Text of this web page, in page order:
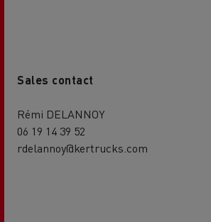
Sales contact
Rémi DELANNOY
06 19 14 39 52
rdelannoy@kertrucks.com